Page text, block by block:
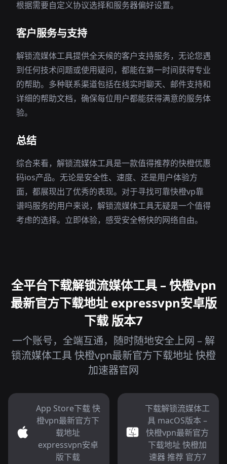
根据需要自定义协议选择和服务器偏好设置。
客户服务与支持
解锁流媒体工具提供全天候的客户支持服务，无论您遇
到任何技术问题或使用疑问，都能在第一时间获得专业
的帮助。多种联系渠道包括在线实时聊天、邮件支持和
详细的帮助文档，确保每位用户都能获得满意的服务体
验。
总结
综合来看，解锁流媒体工具是一款值得推荐的快橙优惠
码ios产品。无论是安全性、速度、还是用户体验方
面，都展现出了优秀的表现。对于寻找可靠快橙vp靠
谱吗服务的用户来说，解锁流媒体工具无疑是一个值得
考虑的选择。立即体验，感受安全畅快的网络自由。
全平台下载解锁流媒体工具 – 快橙vpn
最新官方下载地址 expressvpn安卓版
下载 版本7
一个账号，全端互通，随时随地安全上网 – 解
锁流媒体工具 快橙vpn最新官方下载地址 快橙
加速器官网
App Store下载 快
橙vpn最新官方下
载地址
expressvpn安卓
版下载
下载解锁流媒体工
具 macOS版本 –
快橙vpn最新官方
下载地址 快橙加
速器 推荐 官方7